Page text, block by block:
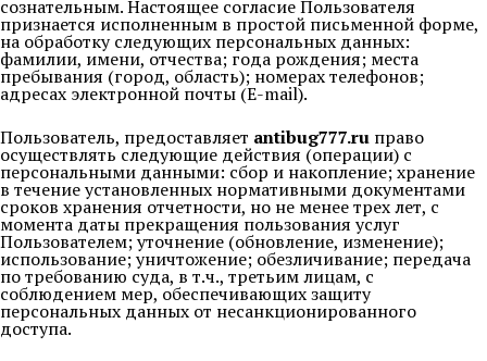
сознательным. Настоящее согласие Пользователя
признается исполненным в простой письменной форме,
на обработку следующих персональных данных:
фамилии, имени, отчества; года рождения; места
пребывания (город, область); номерах телефонов;
адресах электронной почты (E-mail).
Пользователь, предоставляет antibug777.ru право
осуществлять следующие действия (операции) с
персональными данными: сбор и накопление; хранение
в течение установленных нормативными документами
сроков хранения отчетности, но не менее трех лет, с
момента даты прекращения пользования услуг
Пользователем; уточнение (обновление, изменение);
использование; уничтожение; обезличивание; передача
по требованию суда, в т.ч., третьим лицам, с
соблюдением мер, обеспечивающих защиту
персональных данных от несанкционированного
доступа.